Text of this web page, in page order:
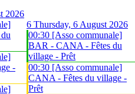
2026
-
6 Thursday, 6 August 2026
00:30 [Asso communale]
BAR - CANA - Fêtes du
village - Prêt
00:30 [Asso communale]
CANA - Fêtes du village -
Prêt